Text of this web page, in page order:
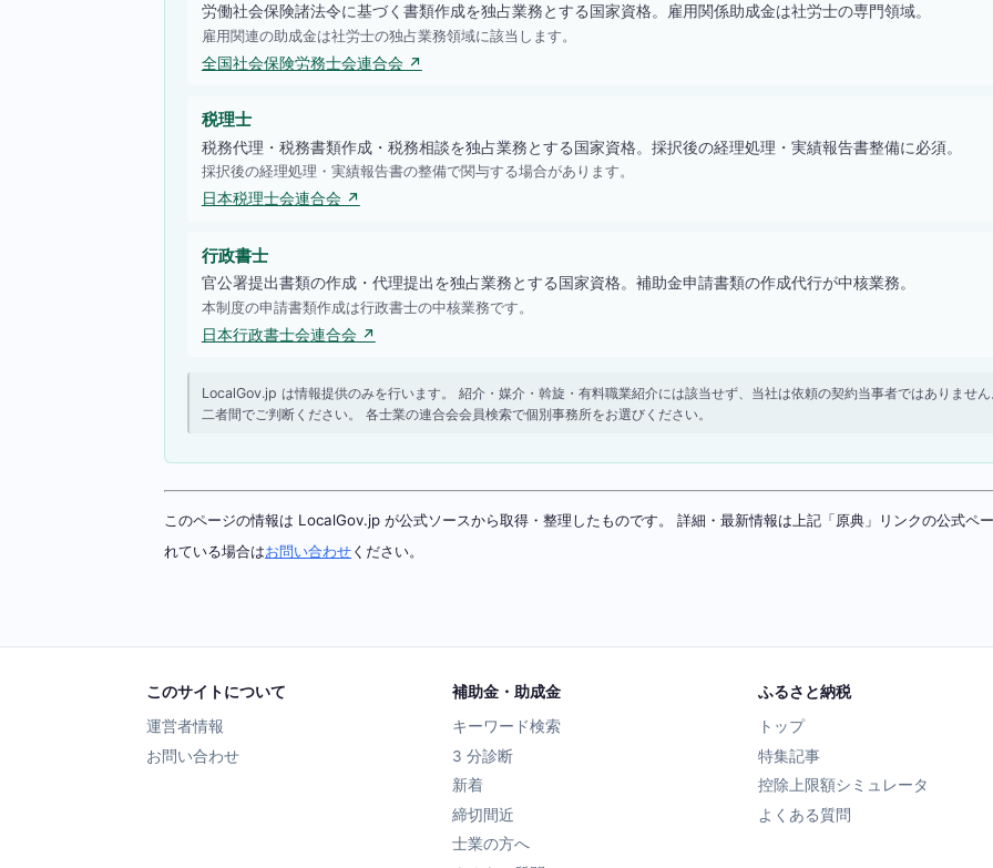
労働社会保険諸法令に基づく書類作成を独占業務とする国家資格。雇用関係助成金は社労士の専門領域。
雇用関連の助成金は社労士の独占業務領域に該当します。
全国社会保険労務士会連合会 ↗
税理士
税務代理・税務書類作成・税務相談を独占業務とする国家資格。採択後の経理処理・実績報告書整備に必須。
採択後の経理処理・実績報告書の整備で関与する場合があります。
日本税理士会連合会 ↗
行政書士
官公署提出書類の作成・代理提出を独占業務とする国家資格。補助金申請書類の作成代行が中核業務。
本制度の申請書類作成は行政書士の中核業務です。
日本行政書士会連合会 ↗
LocalGov.jp は情報提供のみを行います。 紹介・媒介・斡旋・有料職業紹介には該当せず、当社は依頼の契約当事者ではありませ
二者間でご判断ください。 各士業の連合会会員検索で個別事務所をお選びください。
このページの情報は LocalGov.jp が公式ソースから取得・整理したものです。 詳細・最新情報は上記「原典」リンクの公式ペ
れている場合はお問い合わせください。
このサイトについて
運営者情報
お問い合わせ
補助金・助成金
キーワード検索
3 分診断
新着
締切間近
士業の方へ
ふるさと納税
トップ
特集記事
控除上限額シミュレータ
よくある質問